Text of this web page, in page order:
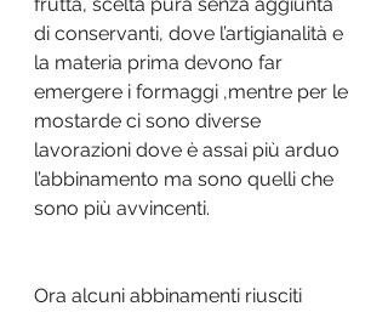
frutta, scelta pura senza aggiunta
di conservanti, dove l’artigianalità e
la materia prima devono far
emergere i formaggi ,mentre per le
mostarde ci sono diverse
lavorazioni dove è assai più arduo
l’abbinamento ma sono quelli che
sono più avvincenti.
Ora alcuni abbinamenti riusciti